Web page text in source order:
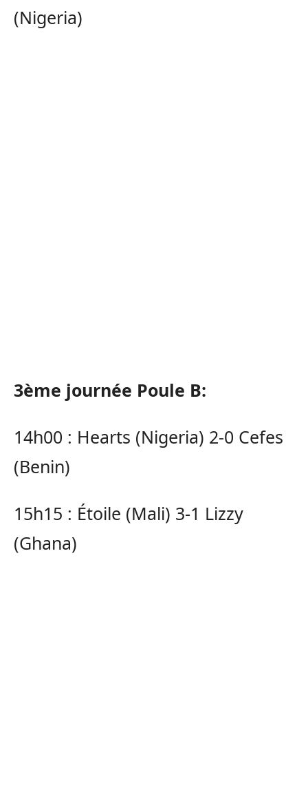
(Nigeria)
3ème journée Poule B:
14h00 : Hearts (Nigeria) 2-0 Cefes
(Benin)
15h15 : Étoile (Mali) 3-1 Lizzy
(Ghana)